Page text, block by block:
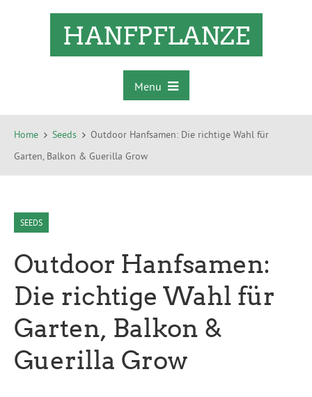
HANFPFLANZE
Menu
Home Seeds
Outdoor Hanfsamen: Die richtige Wahl für
Garten, Balkon & Guerilla Grow
SEEDS
Outdoor Hanfsamen:
Die richtige Wahl für
Garten, Balkon &
Guerilla Grow